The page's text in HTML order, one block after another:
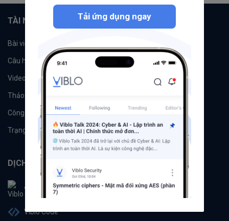
TÀI NGUYÊN
Bài viết
Câu hỏi Tags
Videos
Thảo luận
Công cụ Machine Learning
Trạng thái hệ thống
DỊCH VỤ
Viblo
Viblo Code
Tải ứng dụng ngay